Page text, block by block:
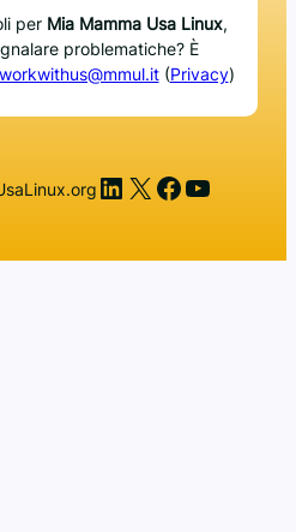
per Mia Mamma Usa Linux,
problematiche? È
workwithus@mmul.it(Privacy)
LinkedIn
X Facebook